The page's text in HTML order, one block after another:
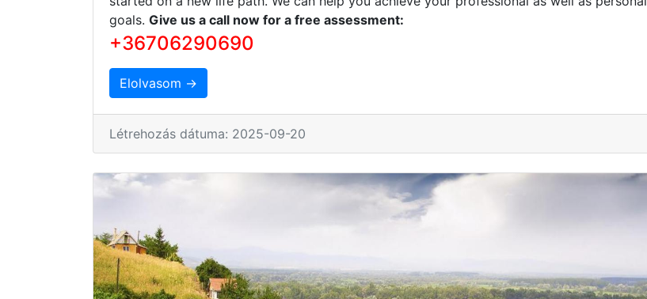
goals. Give us a call now for a free assessment:
+36706290690
Elolvasom →
Létrehozás dátuma: 2025-09-20